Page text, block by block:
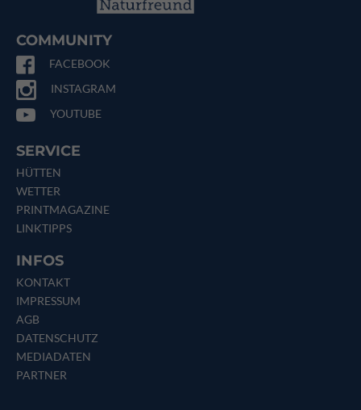
COMMUNITY
FACEBOOK
INSTAGRAM
YOUTUBE
SERVICE
HÜTTEN
WETTER
PRINTMAGAZINE
LINKTIPPS
INFOS
KONTAKT
IMPRESSUM
AGB
DATENSCHUTZ
MEDIADATEN
PARTNER